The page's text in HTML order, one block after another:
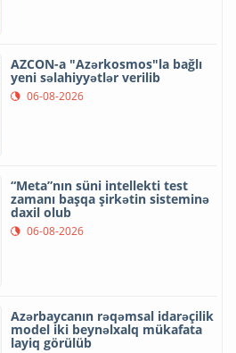
AZCON-a "Azərkosmos"la bağlı
yeni səlahiyyətlər verilib
06-08-2026
“Meta”nın süni intellekti test
zamanı başqa şirkətin sisteminə
daxil olub
06-08-2026
Azərbaycanın rəqəmsal idarəçilik
model iki beynəlxalq mükafata
layiq görülüb